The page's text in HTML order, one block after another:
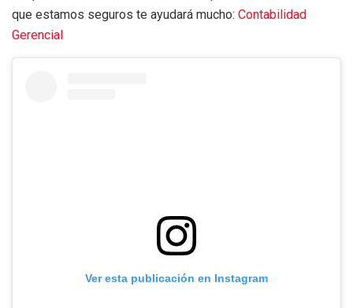
que estamos seguros te ayudará mucho: Contabilidad
Gerencial
Ver esta publicación en Instagram